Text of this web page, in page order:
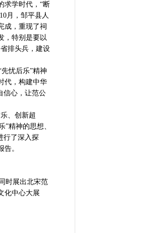
求学时代，“断
月，邹平县人
成，重现了祠
，特别是要以
排头兵，建设
忧后乐”精神
代，构建中华
信心，让范公
、创新超
精神的思想、
行了深入探
。
时展出北宋范
化中心大展